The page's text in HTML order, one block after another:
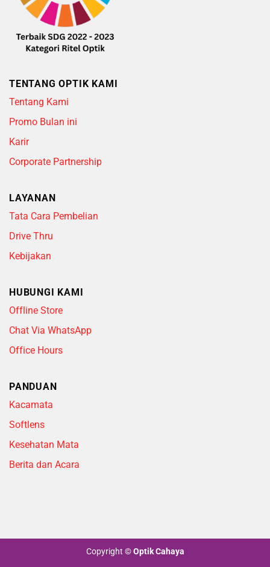
TENTANG OPTIK KAMI
Tentang Kami
Promo Bulan ini
Karir
Corporate Partnership
LAYANAN
Tata Cara Pembelian
Drive Thru
Kebijakan
HUBUNGI KAMI
Offline Store
Chat Via WhatsApp
Office Hours
PANDUAN
Kacamata
Softlens
Kesehatan Mata
Berita dan Acara
Copyright ©Optik Cahaya